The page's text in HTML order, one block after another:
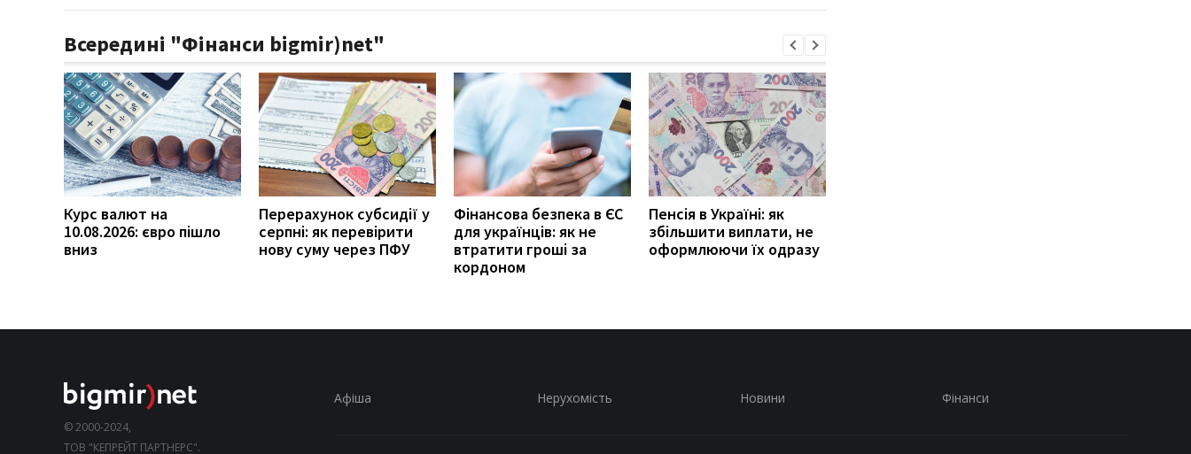
Всередині "Фінанси bigmir)net"
Курс валют на
10.08.2026: євро пішло
вниз
Перерахунок субсидії у
серпні: як перевірити
нову суму через ПФУ
Фінансова безпека в ЄС
для українців: як не
втратити гроші за
кордоном
Пенсія в Україні: як
збільшити виплати, не
оформлюючи їх одразу
© 2000-2024,
ТОВ "КЕПРЕЙТ ПАРТНЕРС".
Афіша Нерухомість Новини Фінанси